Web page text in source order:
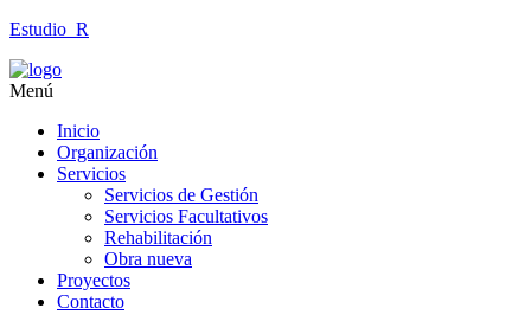
Estudio_R
Menú
Inicio
Organización
Servicios
Servicios de Gestión
Servicios Facultativos
Rehabilitación
Obra nueva
Proyectos
Contacto